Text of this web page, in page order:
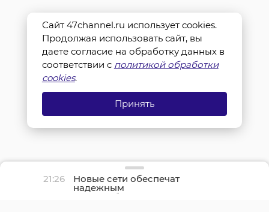
21:26 Новые сети обеспечат
надежным
водоснабжением около
Сайт 47channel.ru использует cookies.
Продолжая использовать сайт, вы
даете согласие на обработку данных в
соответствии с политикой обработки
cookies.
Принять